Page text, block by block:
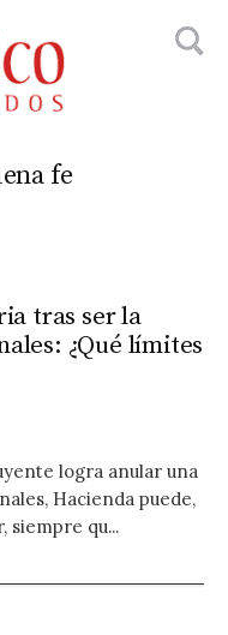
fe
tras ser la
¿Qué límites
logra anular una
Hacienda puede,
siempre qu...